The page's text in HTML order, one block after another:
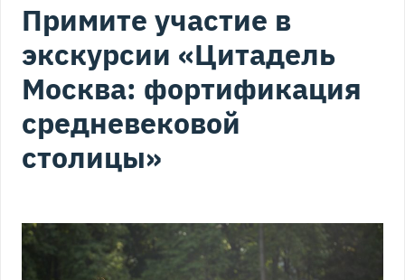
Примите участие в
экскурсии «Цитадель
Москва: фортификация
средневековой
столицы»